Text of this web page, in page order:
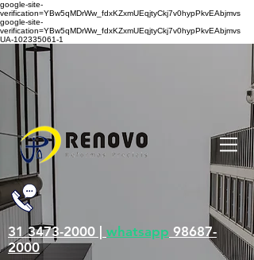
google-site-
verification=YBw5qMDrWw_fdxKZxmUEqjtyCkj7v0hypPkvEAbjmvs
google-site-
verification=YBw5qMDrWw_fdxKZxmUEqjtyCkj7v0hypPkvEAbjmvs
UA-102335061-1
31 3473-2000 | whatsapp 98687-
2000